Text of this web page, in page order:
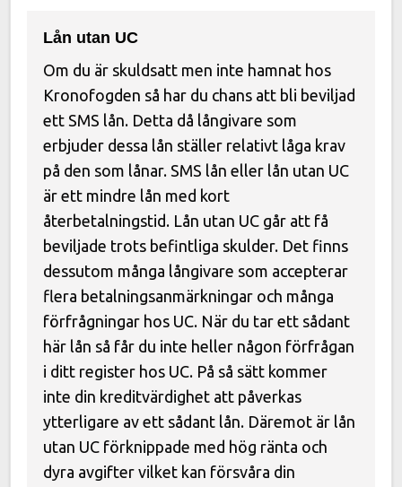
Lån utan UC
Om du är skuldsatt men inte hamnat hos
Kronofogden så har du chans att bli beviljad
ett SMS lån. Detta då långivare som
erbjuder dessa lån ställer relativt låga krav
på den som lånar. SMS lån eller lån utan UC
är ett mindre lån med kort
återbetalningstid. Lån utan UC går att få
beviljade trots befintliga skulder. Det finns
dessutom många långivare som accepterar
flera betalningsanmärkningar och många
förfrågningar hos UC. När du tar ett sådant
här lån så får du inte heller någon förfrågan
i ditt register hos UC. På så sätt kommer
inte din kreditvärdighet att påverkas
ytterligare av ett sådant lån. Däremot är lån
utan UC förknippade med hög ränta och
dyra avgifter vilket kan försvåra din